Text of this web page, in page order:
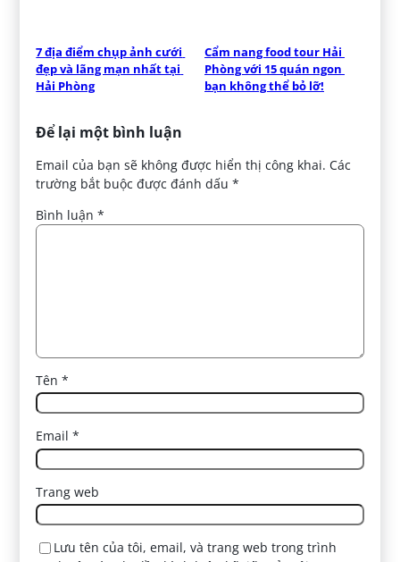
7 địa điểm chụp ảnh cưới
đẹp và lãng mạn nhất tại
Hải Phòng
Cẩm nang food tour Hải
Phòng với 15 quán ngon
bạn không thể bỏ lỡ!
Để lại một bình luận
Email của bạn sẽ không được hiển thị công khai. Các
trường bắt buộc được đánh dấu*
Bình luận*
Tên*
Email*
Trang web
Lưu tên của tôi, email, và trang web trong trình